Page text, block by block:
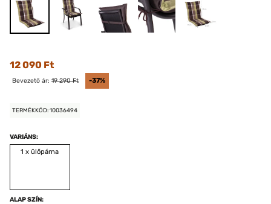
12 090 Ft
Bevezető ár: 19 290 Ft -37%
TERMÉKKÓD: 10036494
VARIÁNS:
1 x ülőpárna
ALAP SZÍN: